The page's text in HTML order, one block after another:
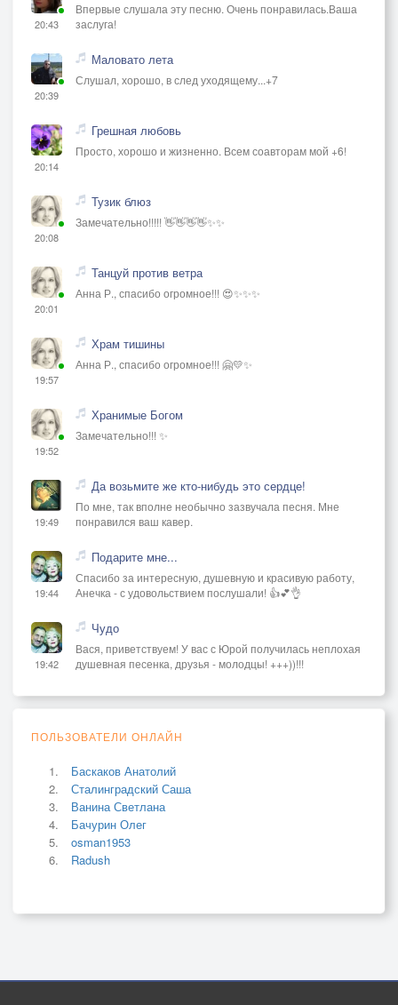
20:43
Впервые слушала эту песню. Очень понравилась.Ваша
заслуга!
20:39
Маловато лета
Слушал, хорошо, в след уходящему...+7
20:14
Грешная любовь
Просто, хорошо и жизненно. Всем соавторам мой +6!
20:08
Тузик блюз
Замечательно!!!!! 👋👋👋👋✨✨
20:01
Танцуй против ветра
Анна Р., спасибо огромное!!! 😍✨✨✨
19:57
Храм тишины
Анна Р., спасибо огромное!!! 🤗💛✨
19:52
Хранимые Богом
Замечательно!!! ✨
19:49
Да возьмите же кто-нибудь это сердце!
По мне, так вполне необычно зазвучала песня. Мне
понравился ваш кавер.
19:44
Подарите мне...
Спасибо за интересную, душевную и красивую работу,
Анечка - с удовольствием послушали! 👍💕👌
19:42
Чудо
Вася, приветствуем! У вас с Юрой получилась неплохая
душевная песенка, друзья - молодцы! +++))!!!
ПОЛЬЗОВАТЕЛИ ОНЛАЙН
Баскаков Анатолий
Сталинградский Саша
Ванина Светлана
Бачурин Олег
osman1953
Radush